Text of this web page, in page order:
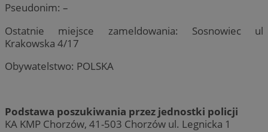
Pseudonim: –
Ostatnie miejsce zameldowania: Sosnowiec ul
Krakowska 4/17
Obywatelstwo: POLSKA
Podstawa poszukiwania przez jednostki policji
KA KMP Chorzów, 41-503 Chorzów ul. Legnicka 1